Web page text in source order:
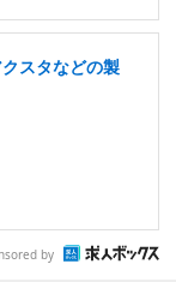
スタなどの製
by